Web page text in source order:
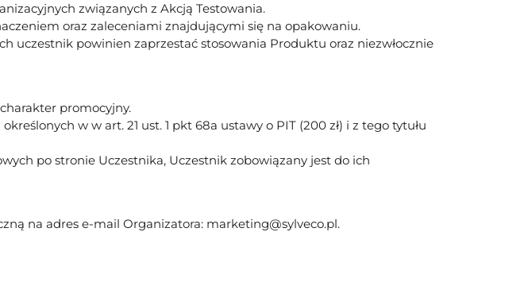
związanych z Akcją Testowania.
oraz zaleceniami znajdującymi się na opakowaniu.
uczestnik powinien zaprzestać stosowania Produktu oraz niezwłocznie
promocyjny.
w w art. 21 ust. 1 pkt 68a ustawy o PIT (200 zł) i z tego tytułu
po stronie Uczestnika, Uczestnik zobowiązany jest do ich
na adres e-mail Organizatora: marketing@sylveco.pl.